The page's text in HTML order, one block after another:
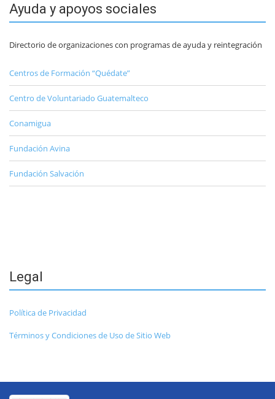
Ayuda y apoyos sociales
Directorio de organizaciones con programas de ayuda y reintegración
Centros de Formación “Quédate”
Centro de Voluntariado Guatemalteco
Conamigua
Fundación Avina
Fundación Salvación
Legal
Política de Privacidad
Términos y Condiciones de Uso de Sitio Web